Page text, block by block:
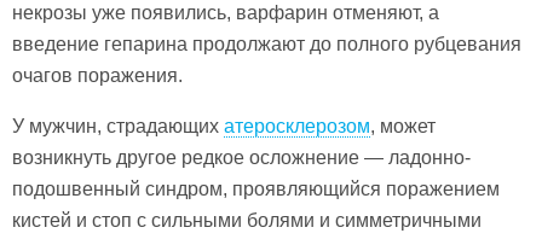
некрозы уже появились, варфарин отменяют, а
введение гепарина продолжают до полного рубцевания
очагов поражения.
У мужчин, страдающих атеросклерозом, может
возникнуть другое редкое осложнение — ладонно-
подошвенный синдром, проявляющийся поражением
кистей и стоп с сильными болями и симметричными